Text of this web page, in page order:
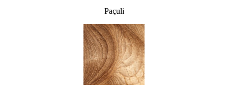
Paçuli